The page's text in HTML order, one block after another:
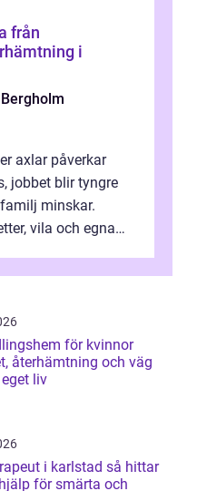
i
axlar påverkar
jobbet blir tyngre
minskar.
vila och egna
för kvinnor
återhämtning och väg
liv
i karlstad så hittar
för smärta och